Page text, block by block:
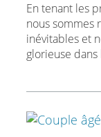
En tenant les
nous sommes
inévitables et
glorieuse